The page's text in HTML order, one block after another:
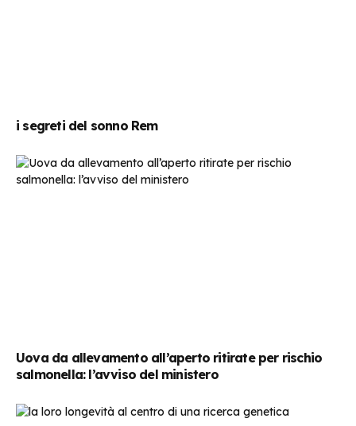
i segreti del sonno Rem
Uova da allevamento all’aperto ritirate per rischio
salmonella: l’avviso del ministero